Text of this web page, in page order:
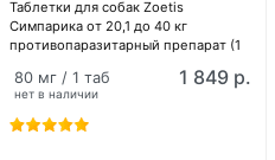
Таблетки для собак Zoetis
Симпарика от 20,1 до 40 кг
противопаразитарный препарат (1
нет в наличии
80 мг / 1 таб 1 849 р.